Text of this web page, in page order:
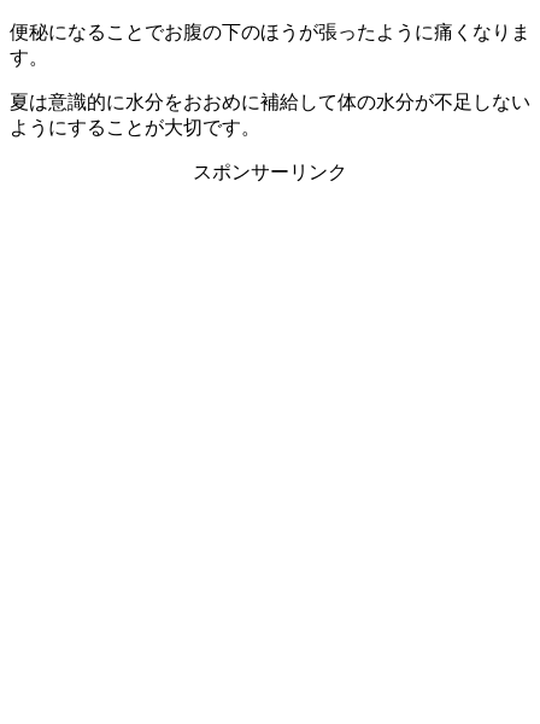
便秘になることでお腹の下のほうが張ったように痛くなりま
す。
夏は意識的に水分をおおめに補給して体の水分が不足しない
ようにすることが大切です。
スポンサーリンク